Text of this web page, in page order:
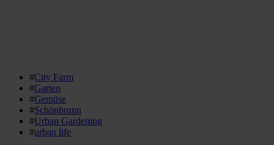
#City Farm
#Garten
#Gemüse
#Schönbrunn
#Urban Gardening
#urban life